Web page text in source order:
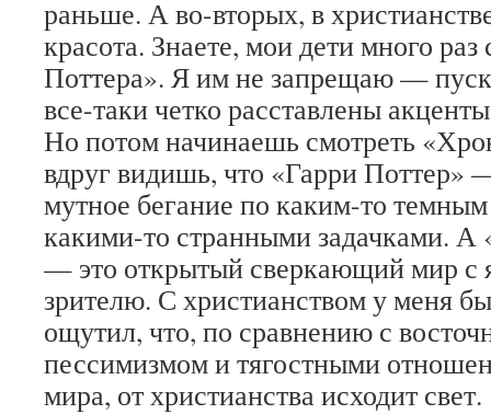
раньше. А во-вторых, в
красота. Знаете, мои дети много
Поттера». Я им не запрещаю —
все-таки четко расставлены
Но потом начинаешь смотреть
вдруг видишь, что «Гарри Поттер»
мутное бегание по каким-то
какими-то странными задачками.
— это открытый сверкающий мир с
зрителю. С христианством у меня
ощутил, что, по сравнению с
пессимизмом и тягостными
мира, от христианства исходит свет.